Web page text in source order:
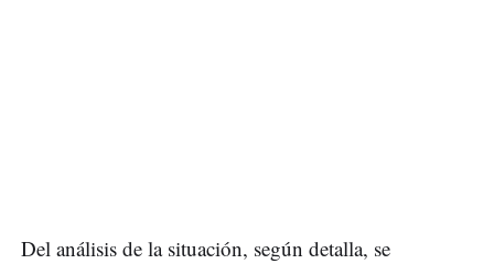
Del análisis de la situación, según detalla, se